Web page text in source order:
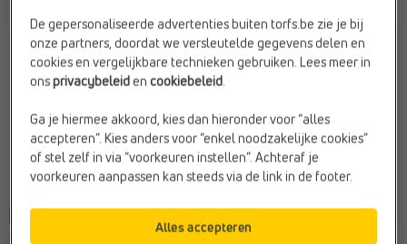
-20%
CASUAL SLIPPERS
SLIPPERS
De gepersonaliseerde advertenties buiten torfs.be zie je bij
onze partners, doordat we versleutelde gegevens delen en
cookies en vergelijkbare technieken gebruiken. Lees meer in
onsprivacybeleidencookiebeleid.
Ga je hiermee akkoord, kies dan hieronder voor “alles
accepteren”. Kies anders voor “enkel noodzakelijke cookies”
of stel zelf in via “voorkeuren instellen”. Achteraf je
voorkeuren aanpassen kan steeds via de link in de footer.
Alles accepteren